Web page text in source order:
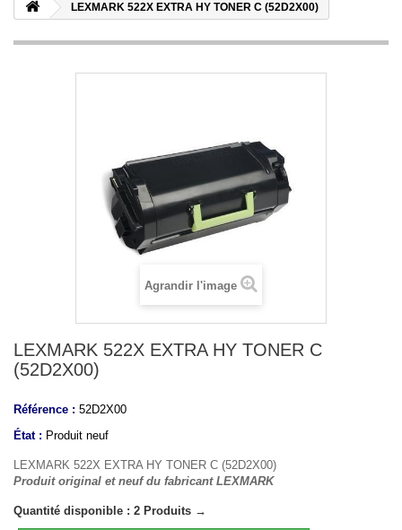
LEXMARK 522X EXTRA HY TONER C (52D2X00)
Agrandir l'image
LEXMARK 522X EXTRA HY TONER C
(52D2X00)
Référence : 52D2X00
État : Produit neuf
LEXMARK 522X EXTRA HY TONER C (52D2X00)
Produit original et neuf du fabricant LEXMARK
Quantité disponible : 2 Produits →